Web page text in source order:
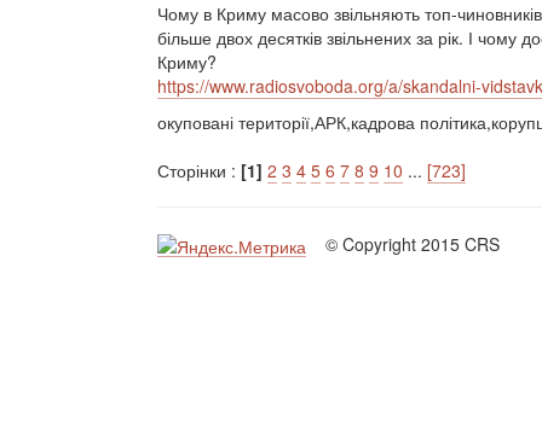
Чому в Криму масово звільняють топ-
більше двох десятків звільнених за рік. І
Криму?
https://www.radiosvoboda.org/a/skandalni-
окуповані території,АРК,кадрова
Сторінки : [1] 2 3 4 5 6 7 8 9 10 ... [723]
© Copyright 2015 CRS